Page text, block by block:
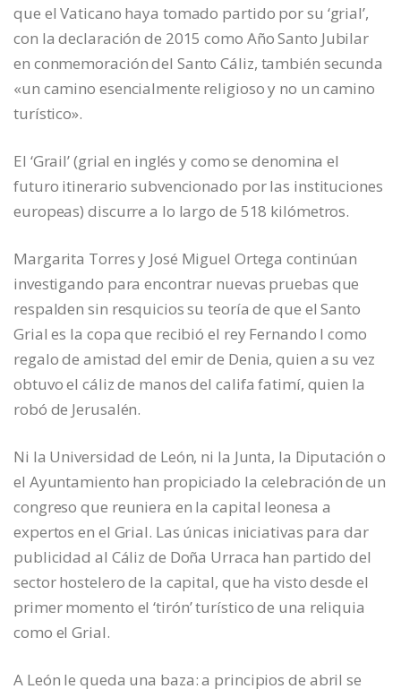
que el Vaticano haya tomado partido por su ‘grial’,
con la declaración de 2015 como Año Santo Jubilar
en conmemoración del Santo Cáliz, también secunda
«un camino esencialmente religioso y no un camino
turístico».
El ‘Grail’ (grial en inglés y como se denomina el
futuro itinerario subvencionado por las instituciones
europeas) discurre a lo largo de 518 kilómetros.
Margarita Torres y José Miguel Ortega continúan
investigando para encontrar nuevas pruebas que
respalden sin resquicios su teoría de que el Santo
Grial es la copa que recibió el rey Fernando I como
regalo de amistad del emir de Denia, quien a su vez
obtuvo el cáliz de manos del califa fatimí, quien la
robó de Jerusalén.
Ni la Universidad de León, ni la Junta, la Diputación o
el Ayuntamiento han propiciado la celebración de un
congreso que reuniera en la capital leonesa a
expertos en el Grial. Las únicas iniciativas para dar
publicidad al Cáliz de Doña Urraca han partido del
sector hostelero de la capital, que ha visto desde el
primer momento el ‘tirón’ turístico de una reliquia
como el Grial.
A León le queda una baza: a principios de abril se